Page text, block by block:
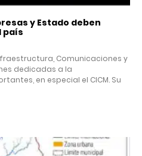
y Estado deben
país
Comunicaciones y
dedicadas a la
en especial el CICM. Su